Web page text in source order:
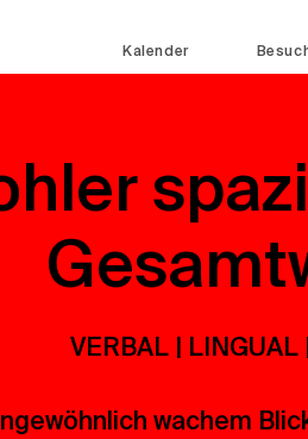
Kalender
VERBAL | LINGUAL
wachem